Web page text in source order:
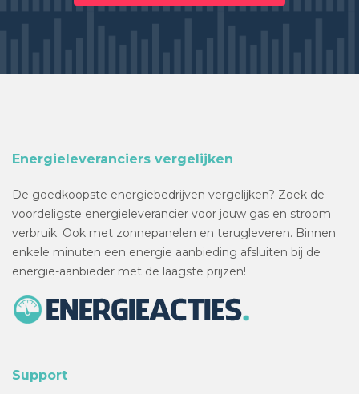
Energieleveranciers vergelijken
De goedkoopste energiebedrijven vergelijken? Zoek de
voordeligste energieleverancier voor jouw gas en stroom
verbruik. Ook met zonnepanelen en terugleveren. Binnen
enkele minuten een energie aanbieding afsluiten bij de
energie-aanbieder met de laagste prijzen!
Support